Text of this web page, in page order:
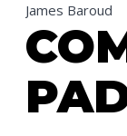
James Baroud